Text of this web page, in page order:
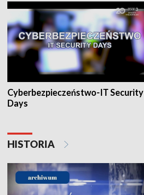
Cyberbezpieczeństwo-IT Security
Days
HISTORIA